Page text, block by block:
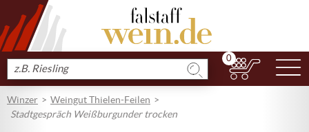
Produkt
suchen
0
Winzer
Weingut Thielen-Feilen
Stadtgespräch Weißburgunder trocken